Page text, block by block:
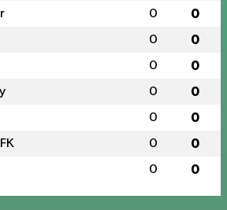
0 0
0 0
0 0
0 0
0 0
0 0
0 0